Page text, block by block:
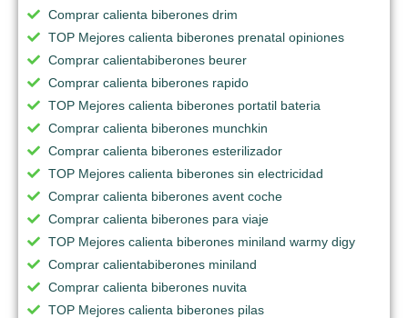
Comprar calienta biberones drim
TOP Mejores calienta biberones prenatal opiniones
Comprar calientabiberones beurer
Comprar calienta biberones rapido
TOP Mejores calienta biberones portatil bateria
Comprar calienta biberones munchkin
Comprar calienta biberones esterilizador
TOP Mejores calienta biberones sin electricidad
Comprar calienta biberones avent coche
Comprar calienta biberones para viaje
TOP Mejores calienta biberones miniland warmy digy
Comprar calientabiberones miniland
Comprar calienta biberones nuvita
TOP Mejores calienta biberones pilas